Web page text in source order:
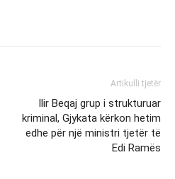
Artikulli tjetër
Ilir Beqaj grup i strukturuar
kriminal, Gjykata kërkon hetim
edhe për një ministri tjetër të
Edi Ramës